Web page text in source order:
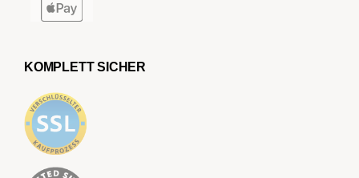
KOMPLETT SICHER